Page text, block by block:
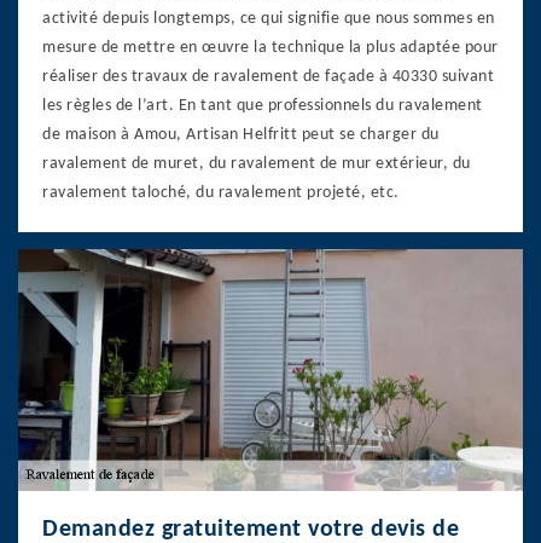
activité depuis longtemps, ce qui signifie que nous sommes en
mesure de mettre en œuvre la technique la plus adaptée pour
réaliser des travaux de ravalement de façade à 40330 suivant
les règles de l’art. En tant que professionnels du ravalement
de maison à Amou, Artisan Helfritt peut se charger du
ravalement de muret, du ravalement de mur extérieur, du
ravalement taloché, du ravalement projeté, etc.
Demandez gratuitement votre devis de